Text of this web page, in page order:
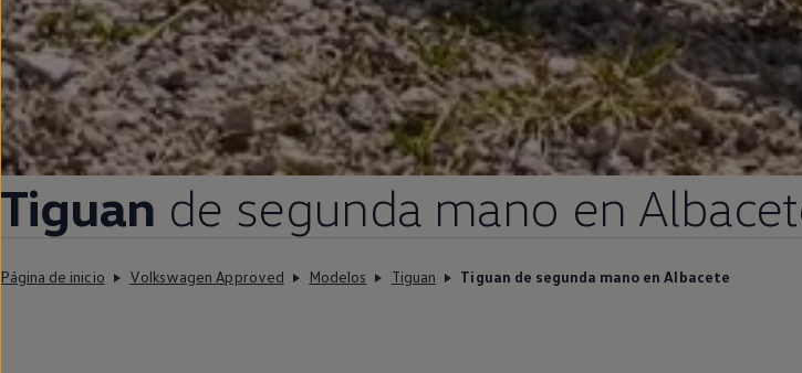
Tiguan de segunda mano en
Página de inicio Volkswagen Approved Modelos Tiguan Tiguan de segunda mano en Albacete